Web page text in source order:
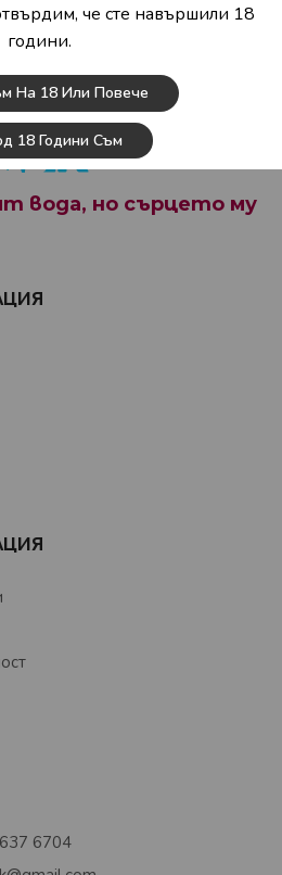
че сте навършили 18
години.
На 18 Или Повече
18 Години Съм
вода, но сърцето му
6704